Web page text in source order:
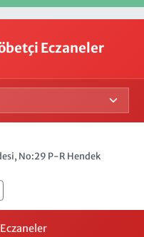
Eczaneler
No:29 P-R Hendek